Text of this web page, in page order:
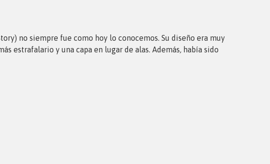
no siempre fue como hoy lo conocemos. Su diseño era muy
estrafalario y una capa en lugar de alas. Además, había sido